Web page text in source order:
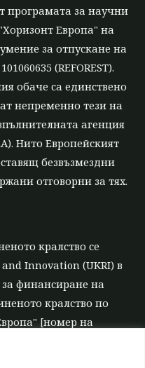
програмата за научни
Европа" на
за отпускане на
(REFOREST).
обаче са единствено
непременно тези на
агенция
Нито Европейският
безвъзмездни
отговорни за тях.
кралство се
Innovation (UKRI) в
финансиране на
кралство по
[номер на
10039700].